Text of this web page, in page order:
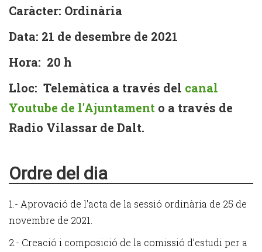
Caràcter: Ordinària
Data: 21 de desembre de 2021
Hora: 20 h
Lloc: Telemàtica a través del canal
Youtube de l'Ajuntament o a través de
Radio Vilassar de Dalt.
Ordre del dia
1.- Aprovació de l'acta de la sessió ordinària de 25 de
novembre de 2021.
2.- Creació i composició de la comissió d’estudi per a